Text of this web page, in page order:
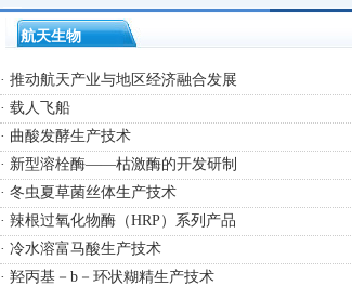
航天生物
· 推动航天产业与地区经济融合发展
· 载人飞船
· 曲酸发酵生产技术
· 新型溶栓酶——枯激酶的开发研制
· 冬虫夏草菌丝体生产技术
· 辣根过氧化物酶（HRP）系列产品
· 冷水溶富马酸生产技术
· 羟丙基－b－环状糊精生产技术